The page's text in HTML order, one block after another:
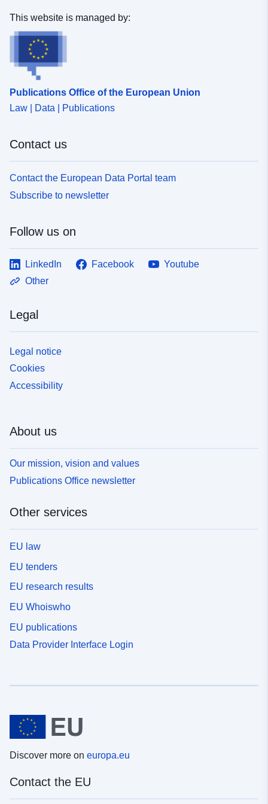
This website is managed by:
Publications Office of the European Union
Law | Data | Publications
Contact us
Contact the European Data Portal team
Subscribe to newsletter
Follow us on
LinkedIn Facebook
Youtube
Other
Legal
Legal notice
Cookies
Accessibility
About us
Our mission, vision and values
Publications Office newsletter
Other services
EU law
EU tenders
EU research results
EU Whoiswho
EU publications
Data Provider Interface Login
Discover more on europa.eu
Contact the EU